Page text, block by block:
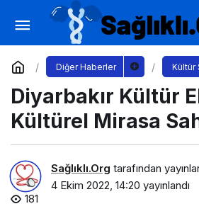
Diğer Haberler Kültür
Diyarbakır Kültür
Kültürel Mirasa
Sağlıklı.Org tarafından
4 Ekim 2022, 14:20 yayınlandı
181
MGD ‘26. Altın Objektif
bulduYorum Yap Paylaş